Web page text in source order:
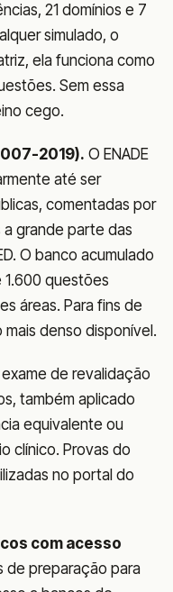
21 domínios e 7
simulado, o
ela funciona como
Sem essa
cego.
2019). O ENADE
até ser
comentadas por
a grande parte das
O banco acumulado
1.600 questões
áreas. Para fins de
denso disponível.
de revalidação
também aplicado
equivalente ou
clínico. Provas do
no portal do
com acesso
de preparação para